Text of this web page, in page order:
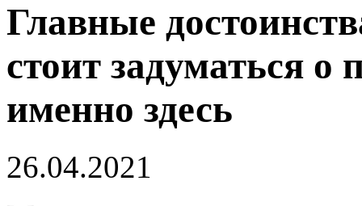
Главные
стоит задуматься
именно здесь
26.04.2021